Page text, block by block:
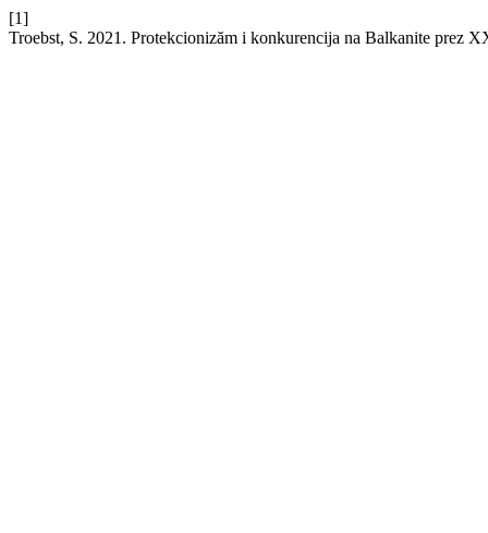
[1]
Troebst, S. 2021. Protekcionizăm i konkurencija na Balkanite prez